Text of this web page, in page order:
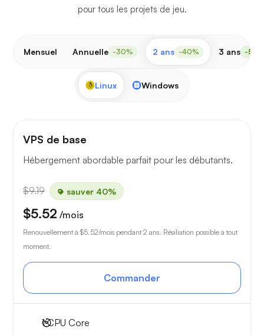
pour tous les projets de jeu.
Mensuel Annuelle -30% 2 ans -40% 3 ans -
Linux Windows
VPS de base
Hébergement abordable parfait pour les débutants.
$9.19 sauver 40%
$5.52 /mois
Renouvellement à $5.52/mois pendant 2 ans. Résiliation possible à tout
moment.
Commander
1CPU Core